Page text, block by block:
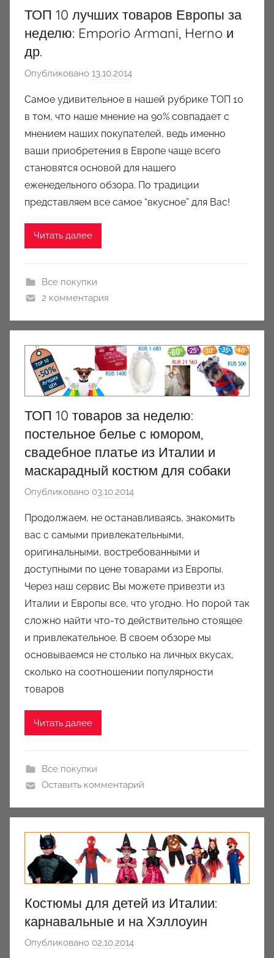
ТОП 10 лучших товаров Европы за
неделю: Emporio Armani, Herno и
др.
Опубликовано 13.10.2014
т
о
р
о
м
a
u
Самое удивительное в нашей рубрике ТОП 10
в том, что наше мнение на 90% совпадает с
мнением наших покупателей, ведь именно
ваши приобретения в Европе чаще всего
становятся основой для нашего
еженедельного обзора. По традиции
представляем все самое “вкусное” для Вас!
Читать далее
Все покупки
2 комментария
ТОП 10 товаров за неделю:
постельное белье с юмором,
свадебное платье из Италии и
маскарадный костюм для собаки
Опубликовано 03.10.2014
т
о
р
о
м
a
u
k
c
Продолжаем, не останавливаясь, знакомить
вас с самыми привлекательными,
оригинальными, востребованными и
доступными по цене товарами из Европы.
Через наш сервис Вы можете привезти из
Италии и Европы все, что угодно. Но порой так
сложно найти что-то действительно стоящее
и привлекательное. В своем обзоре мы
основываемся не столько на личных вкусах,
сколько на соотношении популярности
товаров
Читать далее
Все покупки
Оставить комментарий
Костюмы для детей из Италии:
карнавальные и на Хэллоуин
Опубликовано 02.10.2014